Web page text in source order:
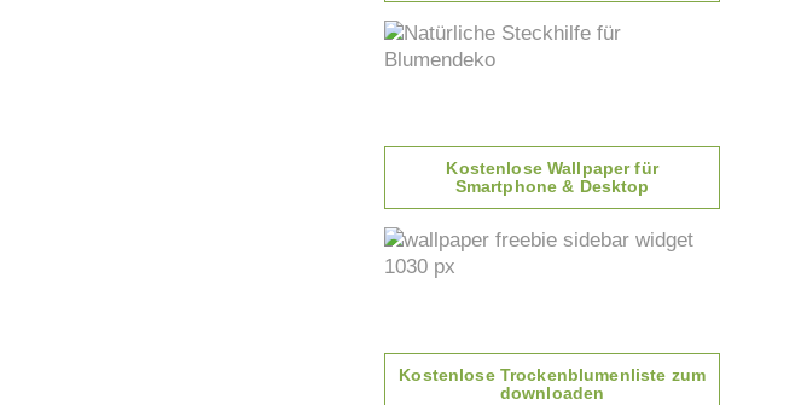
Kostenlose Wallpaper für
Smartphone & Desktop
Kostenlose Trockenblumenliste zum
downloaden